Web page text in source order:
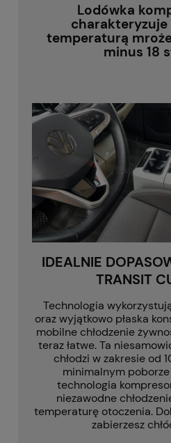
Lodówka
charakteryzuje
temperaturą
minus 18
IDEALNIE
TRANSIT
Technologia
oraz wyjątkowo płaska
mobilne chłodzenie
teraz łatwe. Ta
chłodzi w zakresie od
minimalnym
technologia
niezawodne
temperaturę otoczenia.
zabierzesz